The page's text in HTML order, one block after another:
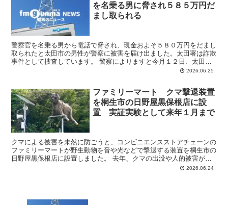
を名乗る男に脅され５８５万円だ
まし取られる
警察官を名乗る男から電話で脅され、現金およそ５８０万円をだまし
取られたと太田市の男性が警察に被害を届け出ました。太田署は詐欺
事件として捜査しています。 警察によりますと今月１２日、太田市
の３０代の男性会社員の携帯電話に、千葉県警の警察官を名...2026.06.25
ファミリーマート クマ撃退装置
を桐生市の日野屋黒保根店に設
置 実証実験として来年１月まで
クマによる被害を未然に防ごうと、コンビニエンスストアチェーンの
ファミリーマートが野生動物を音や光などで撃退する装置を桐生市の
日野屋黒保根店に設置しました。 去年、クマの出没や人的被害が全
国的に増加したことをうけて、実証実験として行うもので「...2026.06.24